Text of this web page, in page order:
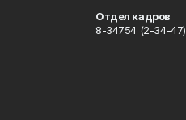
Отдел кадров
8-34754 (2-34-47)